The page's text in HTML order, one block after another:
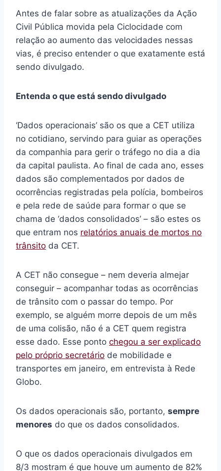
Antes de falar sobre as atualizações da Ação
Civil Pública movida pela Ciclocidade com
relação ao aumento das velocidades nessas
vias, é preciso entender o que exatamente está
sendo divulgado.
Entenda o que está sendo divulgado
‘Dados operacionais’ são os que a CET utiliza
no cotidiano, servindo para guiar as operações
da companhia para gerir o tráfego no dia a dia
da capital paulista. Ao final de cada ano, esses
dados são complementados por dados de
ocorrências registradas pela polícia, bombeiros
e pela rede de saúde para formar o que se
chama de ‘dados consolidados’ – são estes os
que entram nos relatórios anuais de mortos no
trânsito da CET.
A CET não consegue – nem deveria almejar
conseguir – acompanhar todas as ocorrências
de trânsito com o passar do tempo. Por
exemplo, se alguém morre depois de um mês
de uma colisão, não é a CET quem registra
esse dado. Esse ponto chegou a ser explicado
pelo próprio secretário de mobilidade e
transportes em janeiro, em entrevista à Rede
Globo.
Os dados operacionais são, portanto, sempre
menores do que os dados consolidados.
O que os dados operacionais divulgados em
8/3 mostram é que houve um aumento de 82%